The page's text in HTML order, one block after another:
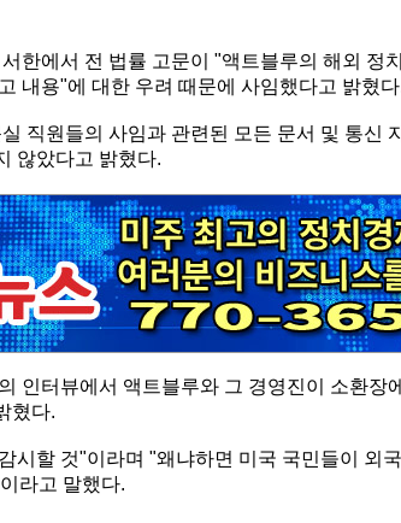
한에서 전 법률 고문이 "액트블루의 해외 정
내용"에 대한 우려 때문에 사임했다고 밝혔
직원들의 사임과 관련된 모든 문서 및 통신
않았다고 밝혔다.
인터뷰에서 액트블루와 그 경영진이 소환장
혔다.
시할 것"이라며 "왜냐하면 미국 국민들이 외
라고 말했다.